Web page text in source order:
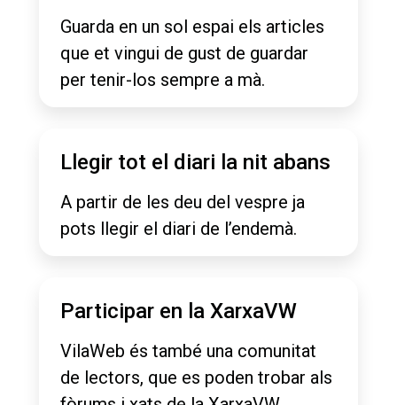
Guarda en un sol espai els articles
que et vingui de gust de guardar
per tenir-los sempre a mà.
Llegir tot el diari la nit abans
A partir de les deu del vespre ja
pots llegir el diari de l’endemà.
Participar en la XarxaVW
VilaWeb és també una comunitat
de lectors, que es poden trobar als